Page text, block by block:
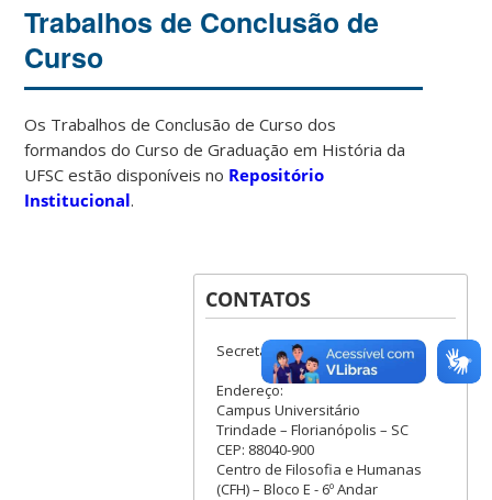
Trabalhos de Conclusão de
Curso
Os Trabalhos de Conclusão de Curso dos
formandos do Curso de Graduação em História da
UFSC estão disponíveis no Repositório
Institucional.
CONTATOS
Secretaria do Curso
Endereço:
Campus Universitário
Trindade – Florianópolis – SC
CEP: 88040-900
Centro de Filosofia e Humanas
(CFH) – Bloco E - 6º Andar